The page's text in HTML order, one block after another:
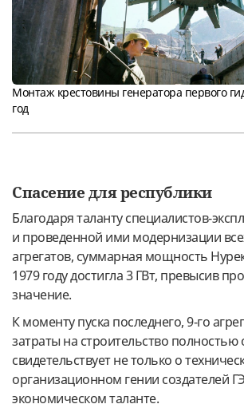
Монтаж крестовины генератора первого
год
Спасение для республики
Благодаря таланту специалистов-
и проведенной ими модернизации
агрегатов, суммарная мощность
1979 году достигла 3 ГВт, превысив
значение.
К моменту пуска последнего, 9-го
затраты на строительство полностью
свидетельствует не только о
организационном гении создателей
экономическом таланте.